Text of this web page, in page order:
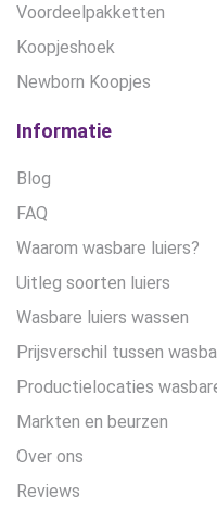
Voordeelpakketten
Koopjeshoek
Newborn Koopjes
Informatie
Blog
FAQ
Waarom wasbare luiers?
Uitleg soorten luiers
Wasbare luiers wassen
Prijsverschil tussen
Productielocaties
Markten en beurzen
Over ons
Reviews